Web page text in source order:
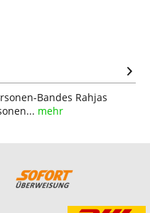
Bandes Rahjas
mehr